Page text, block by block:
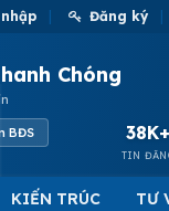
Đăng ký
Chóng
BĐS 38K+
TIN
KIẾN TRÚC TƯ